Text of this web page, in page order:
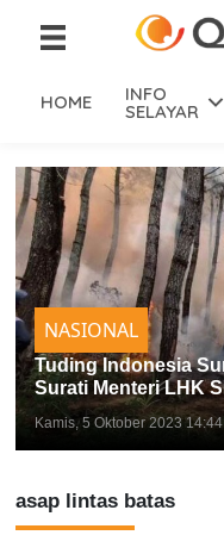
HOME INFO
SELAYAR
NASIONAL
Tuding Indonesia
Surati Menteri LHK
Kamis, 5 Oktober 2023
asap lintas batas